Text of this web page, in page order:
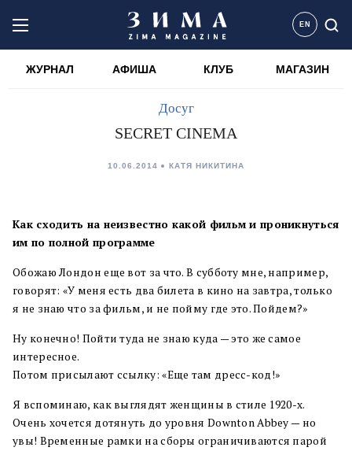
EN
ЖУРНАЛ АФИША КЛУБ МАГАЗИН
Досуг
SECRET CINEMA
10.06.2014 КАТЯ НИКИТИНА
Как сходить на неизвестно какой фильм и проникнуться
им по полной программе
Обожаю Лондон еще вот за что. В субботу мне, например,
говорят: «У меня есть два билета в кино на завтра, только
я не знаю что за фильм, и не пойму где это. Пойдем?»
Ну конечно! Пойти туда не знаю куда — это же самое
интересное.
Потом присылают ссылку: «Еще там дресс-код!»
Я вспоминаю, как выглядят женщины в стиле 1920-х.
Очень хочется дотянуть до уровня Downton Abbey — но
увы! Временные рамки на сборы ограничиваются парой